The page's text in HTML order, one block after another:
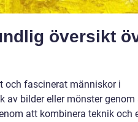
översikt
och fascinerat människor i
av bilder eller mönster genom
att kombinera teknik och